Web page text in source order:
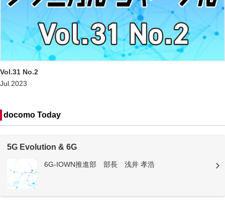
Vol.31 No.2
Jul.2023
docomo Today
5G Evolution & 6G
6G-IOWN推進部 部長 浅井 孝浩